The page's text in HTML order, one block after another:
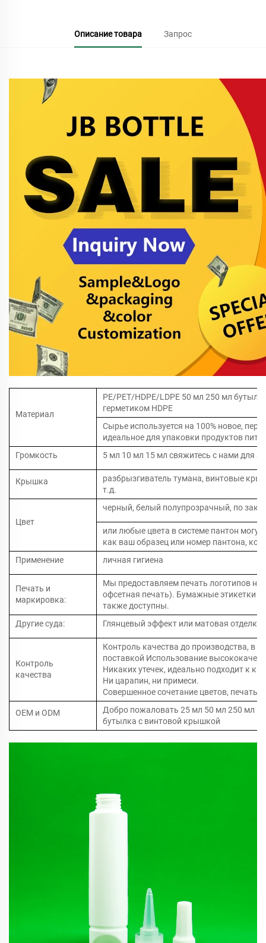
Описание товара Запрос
Материал
PE/PET/HDPE/LDPE 50 мл 250 мл
герметиком HDPE
Сырье используется на 100% новое,
идеальное для упаковки продуктов
Громкость
5 мл 10 мл 15 мл свяжитесь с нами для
Крышка
разбрызгиватель тумана, винтовые
т.д.
Цвет
черный, белый полупрозрачный, по
или любые цвета в системе пантон
как ваш образец или номер пантона,
Применение
личная гигиена
Печать и
маркировка:
Мы предоставляем печать логотипов
офсетная печать). Бумажные этикетки и
также доступны.
Другие суда:
Глянцевый эффект или матовая отделка
Контроль
качества
Контроль качества до производства, в
поставкой Использование
Никаких утечек, идеально подходит к
Ни царапин, ни примеси.
Совершенное сочетание цветов, печать
OEM и ODM
Добро пожаловать 25 мл 50 мл 250 мл
бутылка с винтовой крышкой